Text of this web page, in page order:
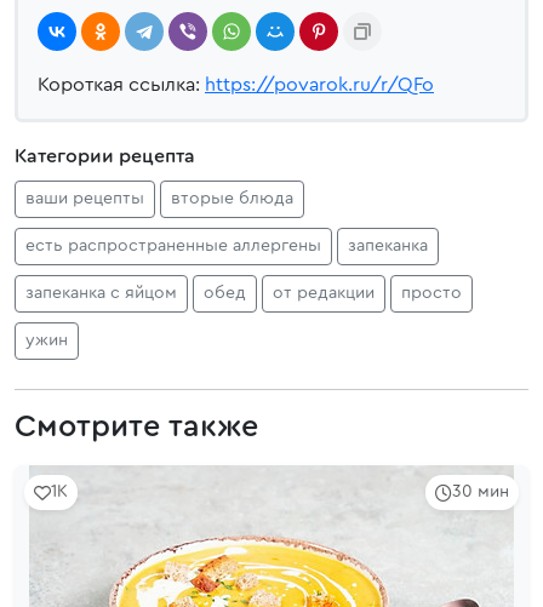
Короткая ссылка: https://povarok.ru/r/QFo
Категории рецепта
ваши рецепты вторые блюда
есть распространенные аллергены запеканка
запеканка с яйцом обед от редакции просто
ужин
Смотрите также
30 мин
1K